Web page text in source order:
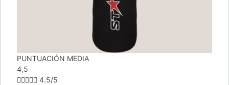
PUNTUACIÓN MEDIA
4,5
 4.5/5